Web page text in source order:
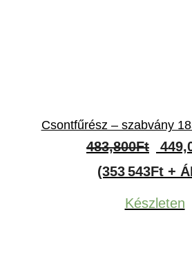
Csontfűrész – szabvány
483,800Ft
price
was:
(353 543Ft +
Készleten